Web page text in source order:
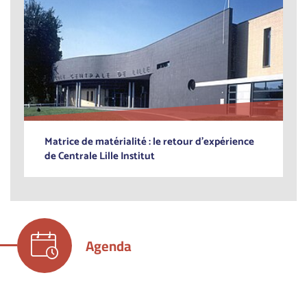
Matrice de matérialité : le retour d’expérience
de Centrale Lille Institut
Agenda